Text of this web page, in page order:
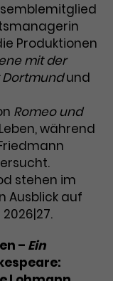
Produktionen
mit der
Dortmundund
Romeo und
während
stehen im
Ausblick auf
– Ein